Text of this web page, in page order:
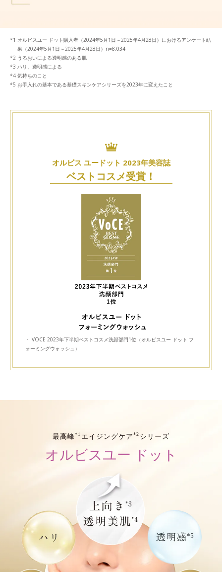
オルビスユー ドット購入者（2024年5月1日～2025年4月28日）におけるアンケート結
果（2024年5月1日～2025年4月28日）n=8,034
うるおいによる透明感のある肌
ハリ、透明感による
気持ちのこと
お手入れの基本である基礎スキンケアシリーズを2023年に変えたこと
オルビス ユードット 2023年美容誌
ベストコスメ受賞！
・ VOCE 2023年下半期ベストコスメ洗顔部門1位（オルビスユー ドット フ
ォーミングウォッシュ）
最高峰*1 エイジングケア*2 シリーズ
オルビスユー ドット